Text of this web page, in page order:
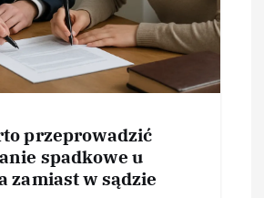
przeprowadzić
spadkowe u
zamiast w sądzie